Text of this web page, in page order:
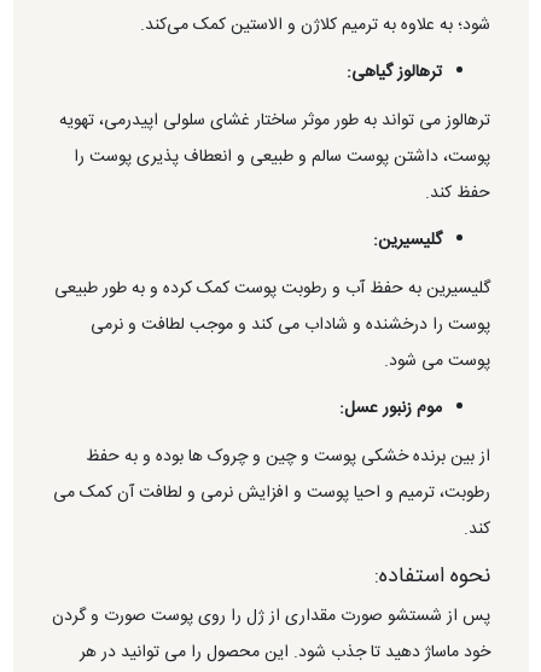
شود؛ به علاوه به ترمیم کلاژن و الاستین کمک می‌کند.
ترهالوز گیاهی:
ترهالوز می تواند به طور موثر ساختار غشای سلولی اپیدرمی، تهویه
پوست، داشتن پوست سالم و طبیعی و انعطاف پذیری پوست را
حفظ کند.
گلیسیرین:
گلیسیرین به حفظ آب و رطوبت پوست کمک کرده و به طور طبیعی
پوست را درخشنده و شاداب می کند و موجب لطافت و نرمی
پوست می شود.
موم زنبور عسل:
از بین برنده خشکی پوست و چین و چروک ها بوده و به حفظ
رطوبت، ترمیم و احیا پوست و افزایش نرمی و لطافت آن کمک می
کند.
نحوه استفاده:
پس از شستشو صورت مقداری از ژل را روی پوست صورت و گردن
خود ماساژ دهید تا جذب شود. این محصول را می توانید در هر